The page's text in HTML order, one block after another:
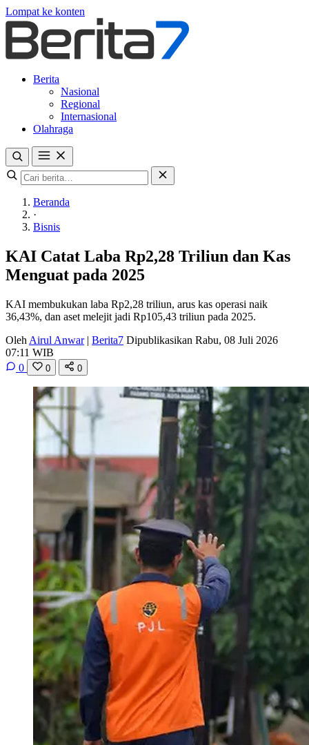
Lompat ke konten
Berita
Nasional
Regional
Internasional
Olahraga
Beranda
·
Bisnis
KAI Catat Laba Rp2,28 Triliun dan Kas
Menguat pada 2025
KAI membukukan laba Rp2,28 triliun, arus kas operasi naik
36,43%, dan aset melejit jadi Rp105,43 triliun pada 2025.
Oleh Airul Anwar | Berita7 Dipublikasikan Rabu, 08 Juli 2026
07:11 WIB
0
0 0